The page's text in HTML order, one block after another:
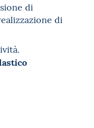
di
di